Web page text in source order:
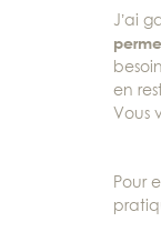
J’ai
en
Vous
Pour